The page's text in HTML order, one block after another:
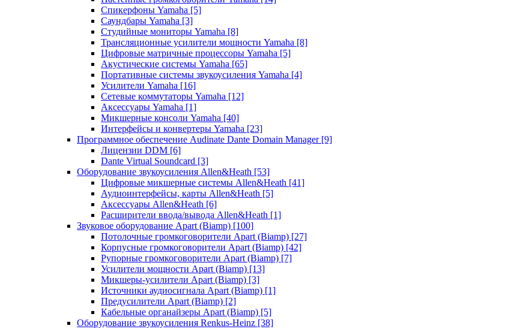
Спикерфоны Yamaha [5]
Саундбары Yamaha [3]
Студийные мониторы Yamaha [8]
Трансляционные усилители мощности Yamaha [8]
Цифровые матричные процессоры Yamaha [5]
Акустические системы Yamaha [65]
Портативные системы звукоусиления Yamaha [4]
Усилители Yamaha [16]
Сетевые коммутаторы Yamaha [12]
Аксессуары Yamaha [1]
Микшерные консоли Yamaha [40]
Интерфейсы и конвертеры Yamaha [23]
Программное обеспечение Audinate Dante Domain Manager [9]
Лицензии DDM [6]
Dante Virtual Soundcard [3]
Оборудование звукоусиления Allen&Heath [53]
Цифровые микшерные системы Allen&Heath [41]
Аудиоинтерфейсы, карты Allen&Heath [5]
Аксессуары Allen&Heath [6]
Расширители ввода/вывода Allen&Heath [1]
Звуковое оборудование Apart (Biamp) [100]
Потолочные громкоговорители Apart (Biamp) [27]
Корпусные громкоговорители Apart (Biamp) [42]
Рупорные громкоговорители Apart (Biamp) [7]
Усилители мощности Apart (Biamp) [13]
Микшеры-усилители Apart (Biamp) [3]
Источники аудиосигнала Apart (Biamp) [1]
Предусилители Apart (Biamp) [2]
Кабельные органайзеры Apart (Biamp) [5]
Оборудование звукоусиления Renkus-Heinz [38]